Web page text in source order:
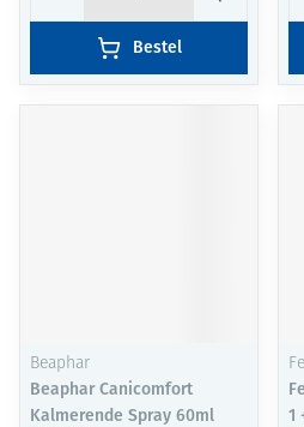
Bestel
Beaphar
Beaphar Canicomfort
Kalmerende Spray 60ml
1